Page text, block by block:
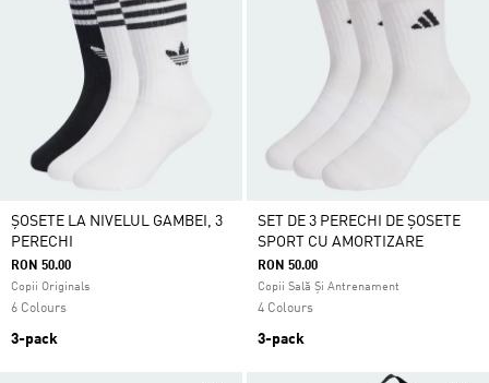
ȘOSETE LA NIVELUL GAMBEI, 3
PERECHI
RON 50.00
Copii Originals
6 Colours
3-pack
SET DE 3 PERECHI DE ȘOSETE
SPORT CU AMORTIZARE
RON 50.00
Copii Sală Și Antrenament
4 Colours
3-pack